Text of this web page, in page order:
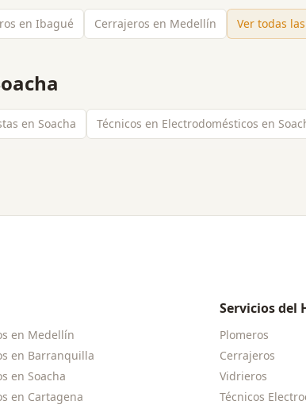
en Ibagué Cerrajeros en Medellín Ver todas
en Soacha Técnicos en Electrodomésticos en
en Medellín
en Barranquilla
en Soacha
en Cartagena
Servicios del
Plomeros
Cerrajeros
Vidrieros
Técnicos